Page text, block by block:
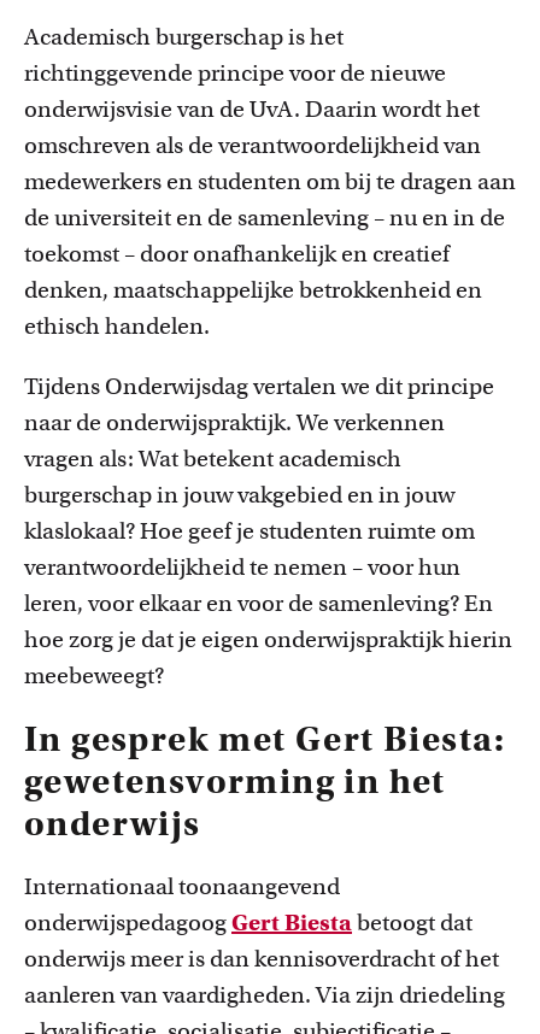
Academisch burgerschap is het
richtinggevende principe voor de nieuwe
onderwijsvisie van de UvA. Daarin wordt het
omschreven als de verantwoordelijkheid van
medewerkers en studenten om bij te dragen aan
de universiteit en de samenleving – nu en in de
toekomst – door onafhankelijk en creatief
denken, maatschappelijke betrokkenheid en
ethisch handelen.
Tijdens Onderwijsdag vertalen we dit principe
naar de onderwijspraktijk. We verkennen
vragen als: Wat betekent academisch
burgerschap in jouw vakgebied en in jouw
klaslokaal? Hoe geef je studenten ruimte om
verantwoordelijkheid te nemen – voor hun
leren, voor elkaar en voor de samenleving? En
hoe zorg je dat je eigen onderwijspraktijk hierin
meebeweegt?
In gesprek met Gert Biesta:
gewetensvorming in het
onderwijs
Internationaal toonaangevend
onderwijspedagoogGert Biestabetoogt dat
onderwijs meer is dan kennisoverdracht of het
aanleren van vaardigheden. Via zijn driedeling